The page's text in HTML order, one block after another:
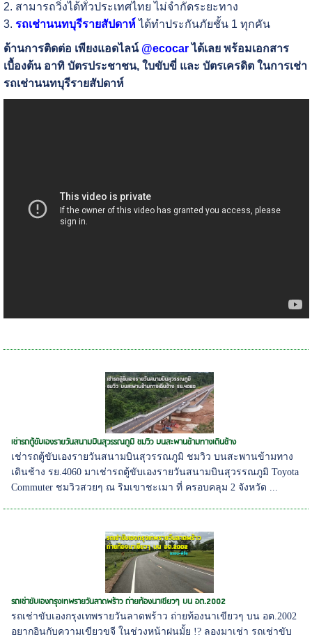
2. สามารถวิ่งได้ทั่วประเทศไทย ไม่จำกัดระยะทาง
3. รถเช่านนทบุรีรายสัปดาห์ ได้ทำประกันภัยชั้น 1 ทุกคัน
ด้านการติดต่อ เพียงแอดไลน์ @ecocarได้เลย พร้อมเอกสาร
เบื้องต้น อาทิ บัตรประชาชน, ใบขับขี่ และ บัตรเครดิต ในการเช่า
รถเช่านนทบุรีรายสัปดาห์
เช่ารถตู้ขับเองรายวันสนามบินสุวรรณภูมิ ชมวิว บนสะพานข้ามทางเดินช้าง
เช่ารถตู้ขับเองรายวันสนามบินสุวรรณภูมิ ชมวิว บนสะพานข้ามทาง
เดินช้าง รย.4060 มาเช่ารถตู้ขับเองรายวันสนามบินสุวรรณภูมิ Toyota
Commuter ชมวิวสวยๆ ณ ริมเขาชะเมา ที่ ครอบคลุม 2 จังหวัด ...
รถเช่าขับเองกรุงเทพรายวันลาดพร้าว ถ่ายท้องนาเขียวๆ บน อต.2002
รถเช่าขับเองกรุงเทพรายวันลาดพร้าว ถ่ายท้องนาเขียวๆ บน อต.2002
อยากอินกับความเขียวขจี ในช่วงหน้าฝนมั้ย !? ลองมาเช่า รถเช่าขับ